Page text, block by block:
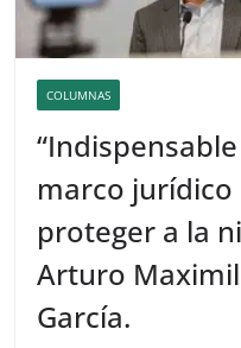
COLUMNAS
marco jurídico
proteger a la
Arturo
García.